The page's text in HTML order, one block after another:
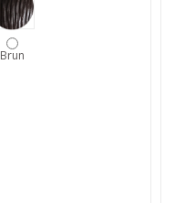
Brun